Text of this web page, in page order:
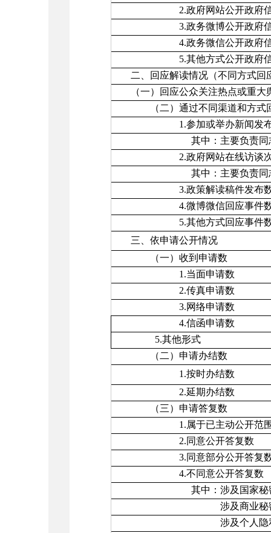
2.政府网站公开政府信
3.政务微博公开政府信
4.政务微信公开政府信
5.其他方式公开政府信
二、回应解读情况（不同方式回
（一）回应公众关注热点或重大
（二）通过不同渠道和方式
1.参加或举办新闻发布
其中：主要负责同志参
2.政府网站在线访谈
其中：主要负责同志参
3.政策解读稿件发布
4.微博微信回应事件
5.其他方式回应事件
三、依申请公开情况
（一）收到申请数
1.当面申请数
2.传真申请数
3.网络申请数
4.信函申请数
5.其他形式
（二）申请办结数
1.按时办结数
2.延期办结数
（三）申请答复数
1.属于已主动公开范
2.同意公开答复数
3.同意部分公开答复
4.不同意公开答复数
其中：涉及国家秘
涉及商业秘
涉及个人隐